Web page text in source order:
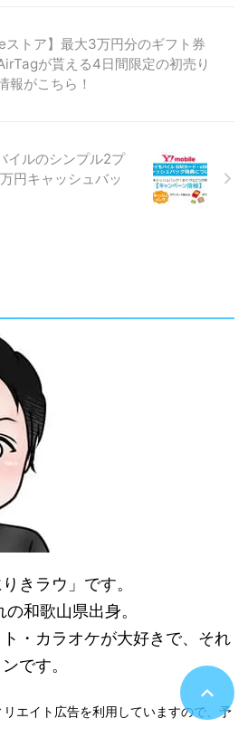
ストア】最大3万円分のギフト券
が貰える4日間限定の初売り
報がこちら！
イルのシンプル2プ
円キャッシュバッ
きラウ」です。
和歌山県出身。
・カラオケが大好きで、それ
です。
エイト広告を利用していますので、予